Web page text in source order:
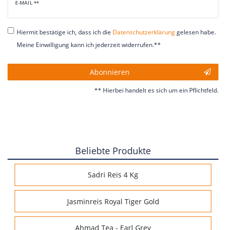
E-MAIL **
Newsletter
Honig
Hiermit bestätige ich, dass ich die Daten­schutz­erklärunggelesen habe.
Meine Einwilligung kann ich jederzeit widerrufen.**
Abonnieren
** Hierbei handelt es sich um ein Pflichtfeld.
Beliebte Produkte
Sadri Reis 4 Kg
Jasminreis Royal Tiger Gold
Ahmad Tea - Earl Grey